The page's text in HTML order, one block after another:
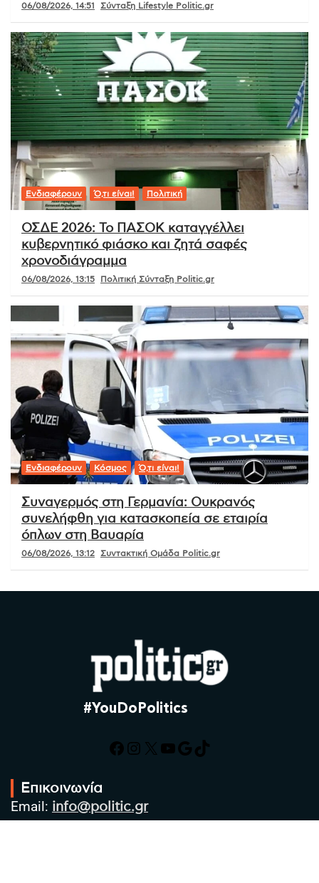
06/08/2026, 14:51 Σύνταξη Lifestyle Politic.gr
Ενδιαφέρουν Ό,τι είναι! Πολιτική
ΟΣΔΕ 2026: Το ΠΑΣΟΚ καταγγέλλει
κυβερνητικό φιάσκο και ζητά σαφές
χρονοδιάγραμμα
06/08/2026, 13:15 Πολιτική Σύνταξη Politic.gr
Ενδιαφέρουν Κόσμος Ό,τι είναι!
Συναγερμός στη Γερμανία: Ουκρανός
συνελήφθη για κατασκοπεία σε εταιρία
όπλων στη Βαυαρία
06/08/2026, 13:12 Συντακτική Ομάδα Politic.gr
#YouDoPolitics
Facebook
Instagram
X YouTube
Google
TikTok
Επικοινωνία
Email: info@politic.gr
Τηλ: